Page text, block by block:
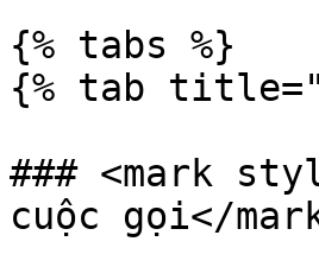
{% tabs %}
{% tab
### <mark
cuộc gọi</